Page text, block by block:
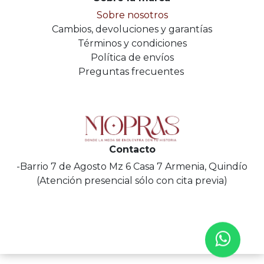
Sobre nosotros
Cambios, devoluciones y garantías
Términos y condiciones
Política de envíos
Preguntas frecuentes
Contacto
-Barrio 7 de Agosto Mz 6 Casa 7 Armenia, Quindío
(Atención presencial sólo con cita previa)